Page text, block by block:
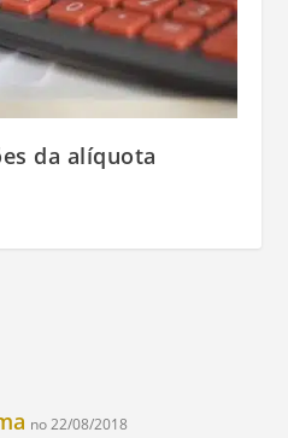
da alíquota
no 22/08/2018